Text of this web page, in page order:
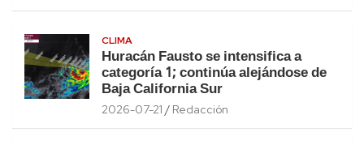
CLIMA
Huracán Fausto se intensifica a
categoría 1; continúa alejándose de
Baja California Sur
2026-07-21 Redacción